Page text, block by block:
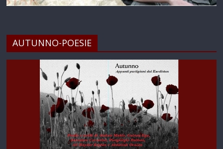
AUTUNNO-POESIE